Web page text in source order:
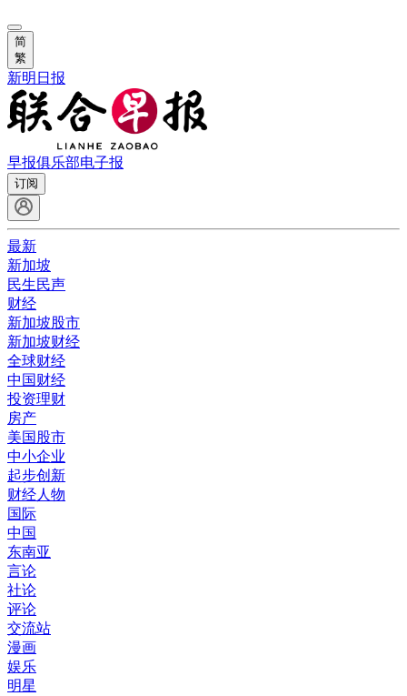
简
繁
新明日报
早报俱乐部电子报
订阅
最新
新加坡
民生民声
财经
新加坡股市
新加坡财经
全球财经
中国财经
投资理财
房产
美国股市
中小企业
起步创新
财经人物
国际
中国
东南亚
言论
社论
评论
交流站
漫画
娱乐
明星